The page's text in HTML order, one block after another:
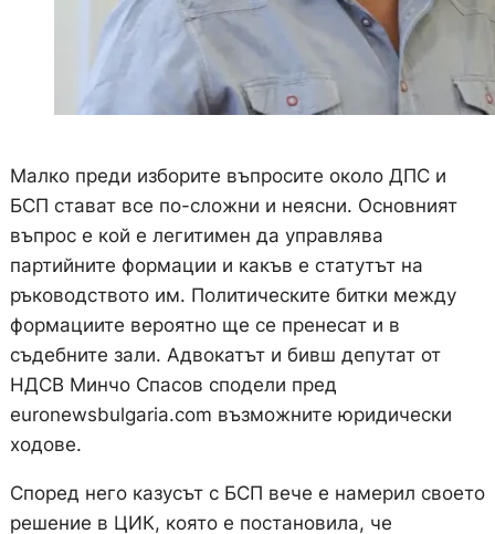
Малко преди изборите въпросите около ДПС и
БСП стават все по-сложни и неясни. Основният
въпрос е кой е легитимен да управлява
партийните формации и какъв е статутът на
ръководството им. Политическите битки между
формациите вероятно ще се пренесат и в
съдебните зали. Адвокатът и бивш депутат от
НДСВ Минчо Спасов сподели пред
euronewsbulgaria.com възможните юридически
ходове.
Според него казусът с БСП вече е намерил своето
решение в ЦИК, която е постановила, че